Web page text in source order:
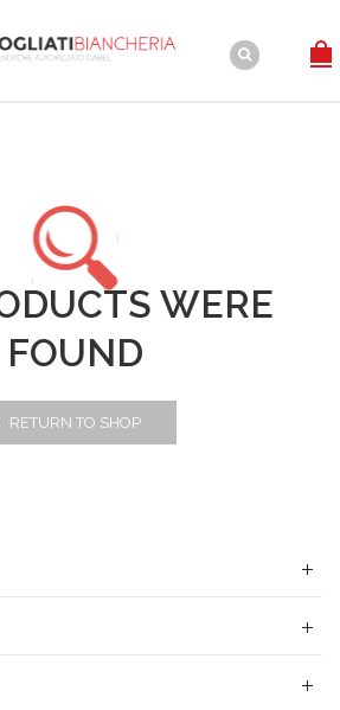
WERE
FOUND
RETURN TO SHOP